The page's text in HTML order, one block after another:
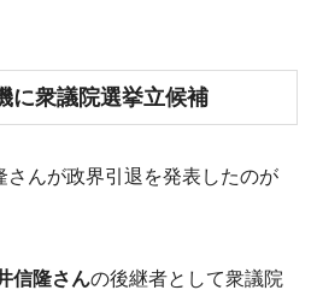
に衆議院選挙立候補
さんが政界引退を発表したのが
信隆さんの後継者として衆議院